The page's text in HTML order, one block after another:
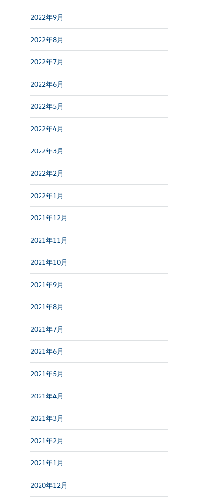
2022年9月
2022年8月
2022年7月
2022年6月
2022年5月
2022年4月
2022年3月
2022年2月
2022年1月
2021年12月
2021年11月
2021年10月
2021年9月
2021年8月
2021年7月
2021年6月
2021年5月
2021年4月
2021年3月
2021年2月
2021年1月
2020年12月